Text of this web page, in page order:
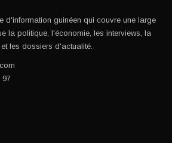
d'information guinéen qui couvre une large
la politique, l'économie, les interviews, la
les dossiers d'actualité.
97